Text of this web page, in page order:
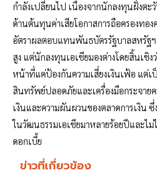
กำลังเปลี่ยนไป เนื่องจากนักลงทุนฝั่งตะ
ด้านต้นทุนค่าเสียโอกาสการถือครองทอง
อัตราผลตอบแทนพันธบัตรรัฐบาลสหรัฐฯ
สูง แต่นักลงทุนเอเชียมองต่างโดยสิ้นเชิง
หน้าที่แค่ป้องกันความเสี่ยงเงินเฟ้อ แต่เ
สินทรัพย์ปลอดภัยและเครื่องมือกระจายค
เงินและความผันผวนของตลาดการเงิน
ในวัฒนธรรมเอเชียมาหลายร้อยปีและไม่
ดอกเบี้ย
ข่าวที่เกี่ยวข้อง